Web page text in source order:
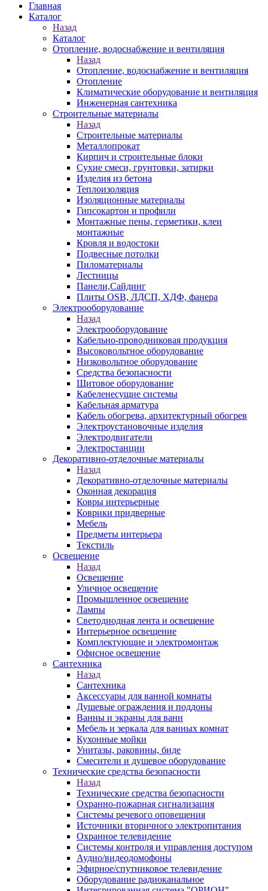
Главная
Каталог
Назад
Каталог
Отопление, водоснабжение и вентиляция
Назад
Отопление, водоснабжение и вентиляция
Отопление
Климатические оборудование и вентиляция
Инженерная сантехника
Строительные материалы
Назад
Строительные материалы
Металлопрокат
Кирпич и строительные блоки
Сухие смеси, грунтовки, затирки
Изделия из бетона
Теплоизоляция
Изоляционные материалы
Гипсокартон и профили
Монтажные пены, герметики, клеи
монтажные
Кровля и водостоки
Подвесные потолки
Пиломатериалы
Лестницы
Панели,Сайдинг
Плиты OSB, ЛДСП, ХДФ, фанера
Электрооборудование
Назад
Электрооборудование
Кабельно-проводниковая продукция
Высоковольтное оборудование
Низковольтное оборудование
Средства безопасности
Щитовое оборудование
Кабеленесущие системы
Кабельная арматура
Кабель обогрева, архитектурный обогрев
Электроустановочные изделия
Электродвигатели
Электростанции
Декоративно-отделочные материалы
Назад
Декоративно-отделочные материалы
Оконная декорация
Ковры интерьерные
Коврики придверные
Мебель
Предметы интерьера
Текстиль
Освещение
Назад
Освещение
Уличное освещение
Промышленное освещение
Лампы
Светодиодная лента и освещение
Интерьерное освещение
Комплектующие и электромонтаж
Офисное освещение
Сантехника
Назад
Сантехника
Аксессуары для ванной комнаты
Душевые ограждения и поддоны
Ванны и экраны для ванн
Мебель и зеркала для ванных комнат
Кухонные мойки
Унитазы, раковины, биде
Смесители и душевое оборудование
Технические средства безопасности
Назад
Технические средства безопасности
Охранно-пожарная сигнализация
Системы речевого оповещения
Источники вторичного электропитания
Охранное телевидение
Системы контроля и управления доступом
Аудио/видеодомофоны
Эфирное/спутниковое телевидение
Оборудование радиоканальное